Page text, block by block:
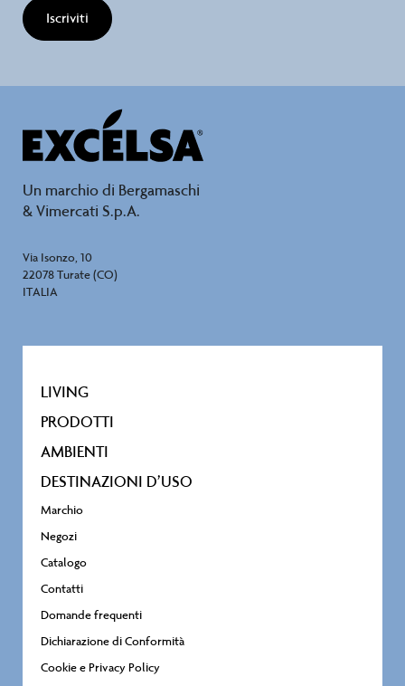
Iscriviti
Un marchio di Bergamaschi
& Vimercati S.p.A.
Via Isonzo, 10
22078 Turate (CO)
ITALIA
LIVING
PRODOTTI
AMBIENTI
DESTINAZIONI D’USO
Marchio
Negozi
Catalogo
Contatti
Domande frequenti
Dichiarazione di Conformità
Cookie e Privacy Policy